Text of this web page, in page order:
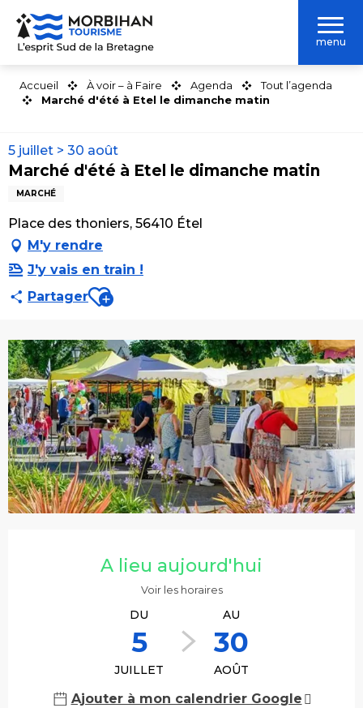
Aller
contenu
menu
Accueil À voir – à Faire Agenda
Tout l’agenda
Marché d'été à Etel le dimanche matin
5 juillet > 30 août
Marché d'été à Etel le dimanche matin
MARCHÉ
Place des thoniers, 56410 Étel
M'y rendre
J'y vais en train !
PartagerAjouter aux favoris
A lieu aujourd'hui
Voir les horaires
DU
5
JUILLET
AU
30
AOÛT
Ajouter à mon calendrier Google